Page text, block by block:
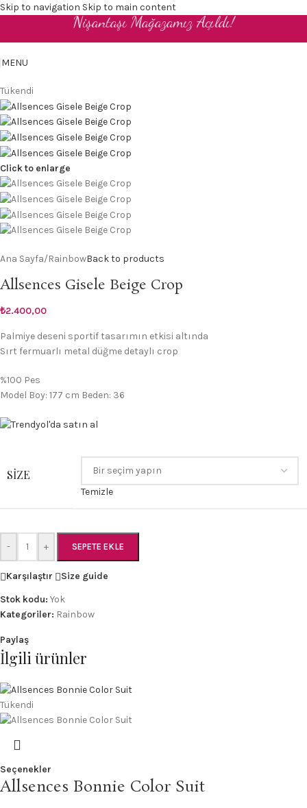
Skip to navigation Skip to main content
Nişantaşı Mağazamız Açıldı!
MENU
Tükendi
Click to enlarge
Ana Sayfa/RainbowBack to products
Allsences Gisele Beige Crop
₺2.400,00
Palmiye deseni sportif tasarımın etkisi altında
Sırt fermuarlı metal düğme detaylı crop
%100 Pes
Model Boy: 177 cm Beden: 36
SIZE
Temizle
- + SEPETE EKLE
Karşılaştır
Size guide
Stok kodu: Yok
Kategoriler: Rainbow
Paylaş
İlgili ürünler
Tükendi
Seçenekler
Allsences Bonnie Color Suit
TR